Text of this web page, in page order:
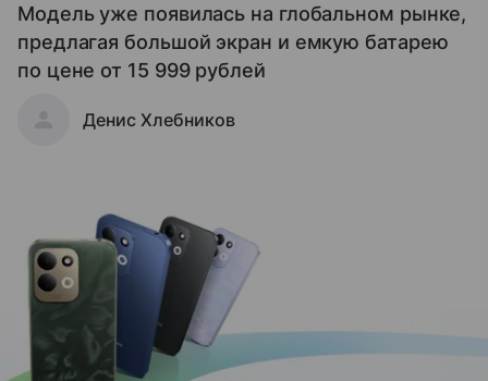
Модель уже появилась на глобальном рынке,
предлагая большой экран и емкую батарею
по цене от 15 999 рублей
Денис Хлебников